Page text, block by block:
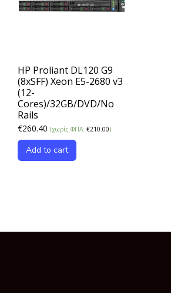
HP Proliant DL120 G9
(8xSFF) Xeon E5-2680 v3
(12-
Cores)/32GB/DVD/No
Rails
€260.40 (χωρίς ΦΠΑ: €210.00)
Add to cart